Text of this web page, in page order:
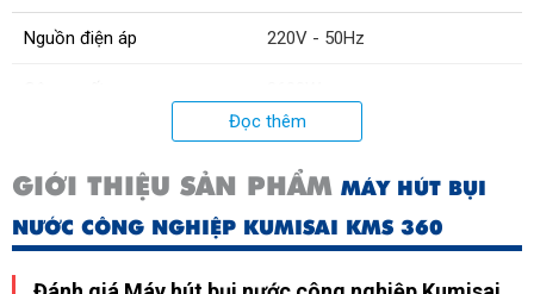
Nguồn điện áp 220V - 50Hz
Phương pháp lắc bụi Điện tử (ấn công tắc)
Lọc bụi 0.3um
Đọc thêm
GIỚI THIỆU SẢN PHẨM MÁY HÚT BỤI
NƯỚC CÔNG NGHIỆP KUMISAI KMS 360